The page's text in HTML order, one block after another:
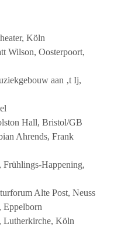
Köln
Wilson, Oosterpoort,
aan ‚t Ij,
Hall, Bristol/GB
Ahrends, Frank
Frühlings-Happening,
Alte Post, Neuss
Eppelborn
Lutherkirche, Köln